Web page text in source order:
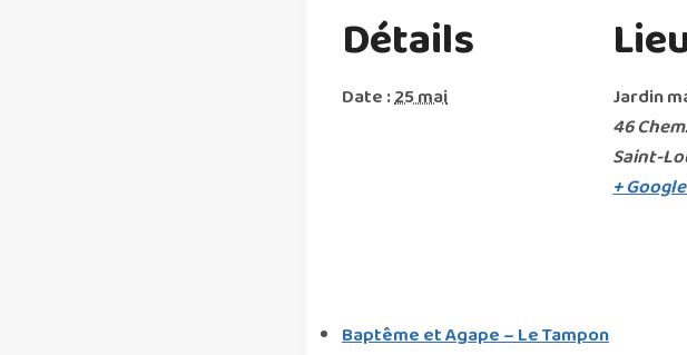
Détails
Date :25 mai
Jardin
46
Saint-
+
Baptême et Agape – Le Tampon